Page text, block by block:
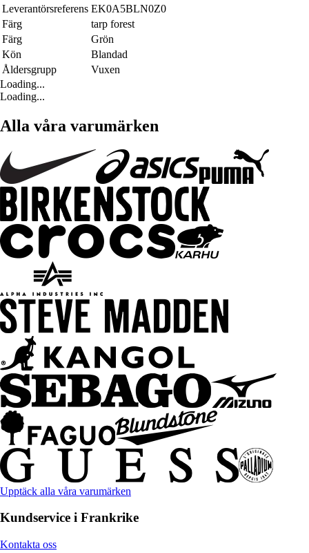
Leverantörsreferens EK0A5BLN0Z0
Färg
tarp forest
Färg
Grön
Kön
Blandad
Åldersgrupp
Vuxen
Loading...
Loading...
Alla våra varumärken
Upptäck alla våra varumärken
Kundservice i Frankrike
Kontakta oss